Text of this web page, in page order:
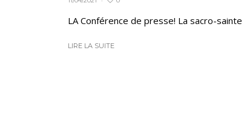
LA Conférence de presse! La sacro-
LIRE LA SUITE